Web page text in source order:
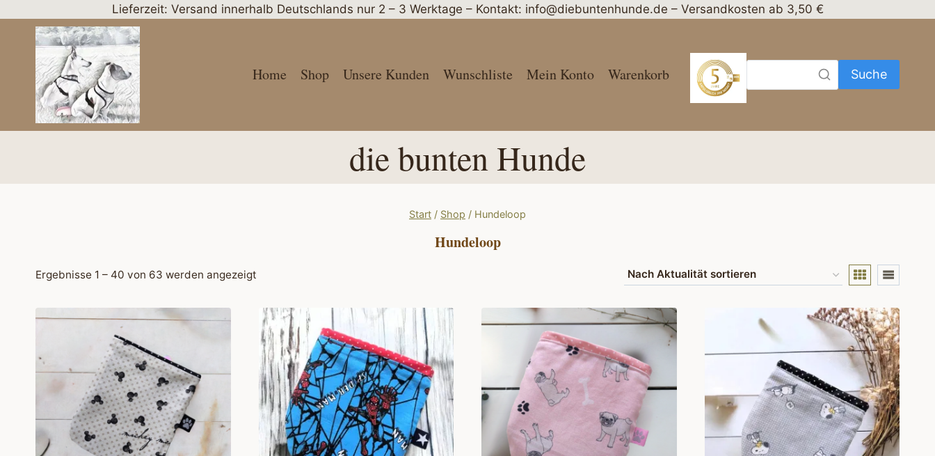
springen
Lieferzeit: Versand innerhalb Deutschlands nur 2 – 3 Werktage – Kontakt: info@diebuntenhunde.de – Versandkosten ab 3,50 €
Home Shop Unsere Kunden Wunschliste Mein Konto Warenkorb Suche
die bunten Hunde
Start / Shop / Hundeloop
Hundeloop
Ergebnisse 1 – 40 von 63 werden angezeigt
sortiert